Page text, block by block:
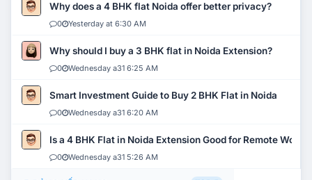
Why does a 4 BHK flat Noida offer better privacy?
0 Yesterday at 6:30 AM
Why should I buy a 3 BHK flat in Noida Extension?
0 Wednesday a31 6:25 AM
Smart Investment Guide to Buy 2 BHK Flat in Noida
0 Wednesday a31 6:20 AM
Is a 4 BHK Flat in Noida Extension Good for Remote Work?
0 Wednesday a31 5:26 AM